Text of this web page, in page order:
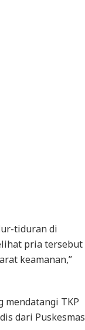
tiduran di
pria tersebut
keamanan,”
mendatangi TKP
dari Puskesmas